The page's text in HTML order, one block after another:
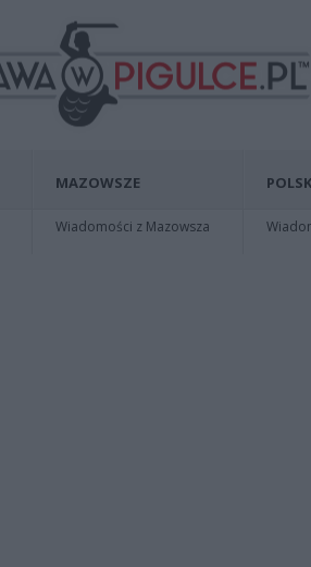
MAZOWSZE
Wiadomości z Mazowsza